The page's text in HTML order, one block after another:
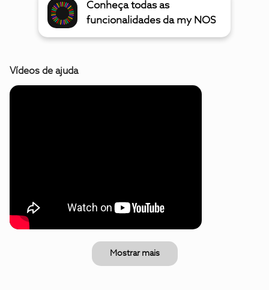
Conheça todas as
funcionalidades da my NOS
Vídeos de ajuda
Mostrar mais